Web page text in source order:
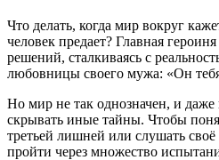
Что делать, когда мир вокруг
человек предает? Главная
решений, сталкиваясь с
любовницы своего мужа: «Он
Но мир не так однозначен, и даже
скрывать иные тайны. Чтобы
третьей лишней или слушать своё
пройти через множество